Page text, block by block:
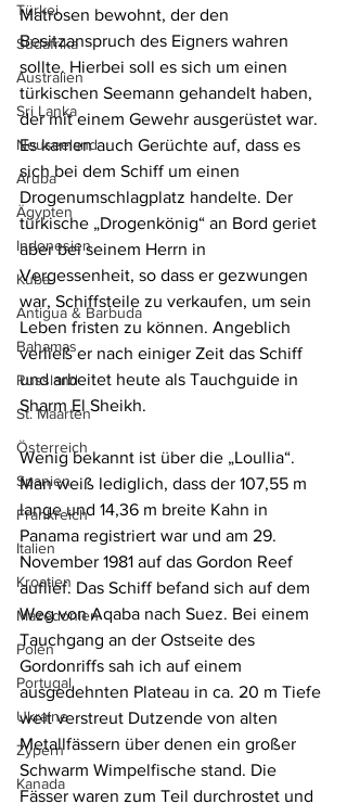
Türkei
Südafrika
Australien
Sri Lanka
Neuseeland
Aruba
Ägypten
Indonesien
Kuba
Antigua & Barbuda
Bahamas
Russland
St. Maarten
Österreich
Spanien
Frankreich
Italien
Kroatien
Mazedonien
Polen
Portugal
Ukraine
Zypern
Kanada
Matrosen bewohnt, der den
Besitzanspruch des Eigners wahren
sollte. Hierbei soll es sich um einen
türkischen Seemann gehandelt haben,
der mit einem Gewehr ausgerüstet war.
Es kamen auch Gerüchte auf, dass es
sich bei dem Schiff um einen
Drogenumschlagplatz handelte. Der
türkische „Drogenkönig“ an Bord geriet
aber bei seinem Herrn in
Vergessenheit, so dass er gezwungen
war, Schiffsteile zu verkaufen, um sein
Leben fristen zu können. Angeblich
verließ er nach einiger Zeit das Schiff
und arbeitet heute als Tauchguide in
Sharm El Sheikh.
Wenig bekannt ist über die „Loullia“.
Man weiß lediglich, dass der 107,55 m
lange und 14,36 m breite Kahn in
Panama registriert war und am 29.
November 1981 auf das Gordon Reef
auflief. Das Schiff befand sich auf dem
Weg von Aqaba nach Suez. Bei einem
Tauchgang an der Ostseite des
Gordonriffs sah ich auf einem
ausgedehnten Plateau in ca. 20 m Tiefe
weit verstreut Dutzende von alten
Metallfässern über denen ein großer
Schwarm Wimpelfische stand. Die
Fässer waren zum Teil durchrostet und